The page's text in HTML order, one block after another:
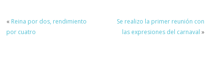
« Reina por dos, rendimiento
por cuatro
Se realizo la primer reunión con
las expresiones del carnaval »